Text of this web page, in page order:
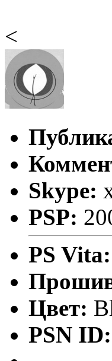
<
Skype:
PSP:
PS Vita:
Цвет:
PSN ID: